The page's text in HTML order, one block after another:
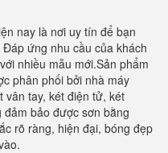
nay là nơi uy tín để bạn
ứng nhu cầu của khách
nhiều mẫu mới.Sản phẩm
phân phối bởi nhà máy
vân tay, két điện tử, két
bảo được sơn bằng
rõ ràng, hiện đại, bóng đẹp